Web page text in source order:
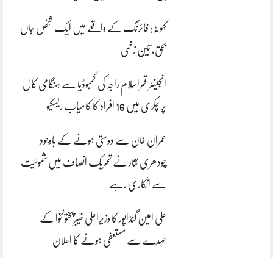
کہوٹہ: فائرنگ کے واقعے میں ایک شخص جاں
بحق، تین زخمی
انجینئر قمراسلام راجہ کی کمبوڈیا سے ہنگامی کال
پر چکری میں 16 افراد کا کامیاب ریسکیو
عمران خان سے دوستی ہونے کے باوجود
چودھری نثار نے تحریک انصاف میں شمولیت
سے انکاری رہے
علی امین گنڈاپور کا وزیراعلیٰ خیبرپختونخوا کے
عہدے سے مستعفی ہونے کا اعلان